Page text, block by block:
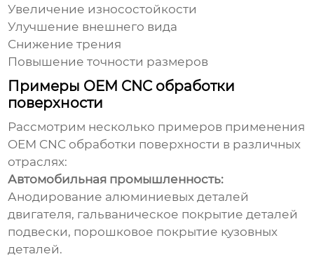
Увеличение износостойкости
Улучшение внешнего вида
Снижение трения
Повышение точности размеров
Примеры OEM CNC обработки
поверхности
Рассмотрим несколько примеров применения
OEM CNC обработки поверхности в различных
отраслях:
Автомобильная промышленность:
Анодирование алюминиевых деталей
двигателя, гальваническое покрытие деталей
подвески, порошковое покрытие кузовных
деталей.